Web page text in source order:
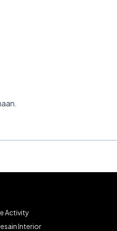
Activity
Interior